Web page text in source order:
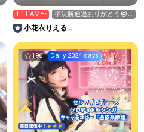
1:11 AM〜
準決勝通過ありがとう😭
🫶🏻明日から決勝です！！
小花衣りえる
AD
196 Daily 2024 days